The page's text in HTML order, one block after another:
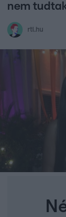
nem
rtl.hu